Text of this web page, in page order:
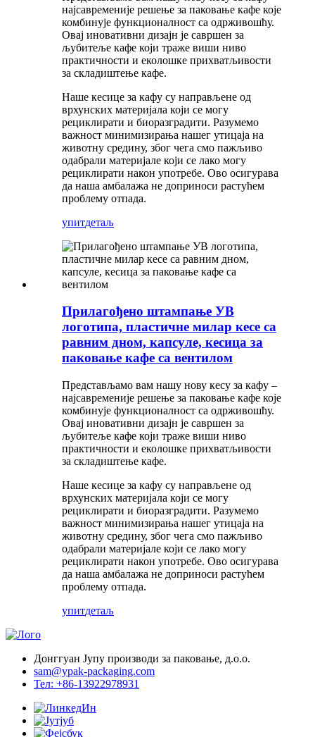
најсавременије решење за паковање кафе које
комбинује функционалност са одрживошћу.
Овај иновативни дизајн је савршен за
љубитеље кафе који траже виши ниво
практичности и еколошке прихватљивости
за складиштење кафе.
Наше кесице за кафу су направљене од
врхунских материјала који се могу
рециклирати и биоразградити. Разумемо
важност минимизирања нашег утицаја на
животну средину, због чега смо пажљиво
одабрали материјале који се лако могу
рециклирати након употребе. Ово осигурава
да наша амбалажа не доприноси растућем
проблему отпада.
упитдетаљ
Прилагођено штампање УВ
логотипа, пластичне милар кесе са
равним дном, капсуле, кесица за
паковање кафе са вентилом
Представљамо вам нашу нову кесу за кафу –
најсавременије решење за паковање кафе које
комбинује функционалност са одрживошћу.
Овај иновативни дизајн је савршен за
љубитеље кафе који траже виши ниво
практичности и еколошке прихватљивости
за складиштење кафе.
Наше кесице за кафу су направљене од
врхунских материјала који се могу
рециклирати и биоразградити. Разумемо
важност минимизирања нашег утицаја на
животну средину, због чега смо пажљиво
одабрали материјале који се лако могу
рециклирати након употребе. Ово осигурава
да наша амбалажа не доприноси растућем
проблему отпада.
упитдетаљ
Донггуан Јупу производи за паковање, д.о.о.
sam@ypak-packaging.com
Тел: +86-13922978931